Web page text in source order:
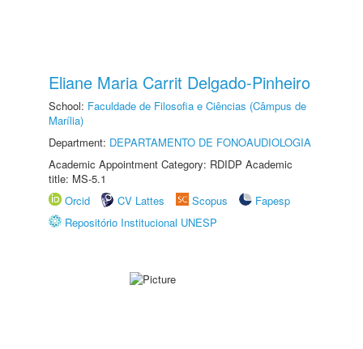
Eliane Maria Carrit Delgado-Pinheiro
School: Faculdade de Filosofia e Ciências (Câmpus de
Marília)
Department: DEPARTAMENTO DE FONOAUDIOLOGIA
Academic Appointment Category: RDIDP Academic
title: MS-5.1
Orcid
CV Lattes Scopus
Fapesp
Repositório Institucional UNESP